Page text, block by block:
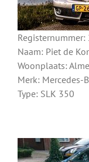
Registernummer:
Naam: Piet de
Woonplaats:
Merk: Mercedes-
Type: SLK 350